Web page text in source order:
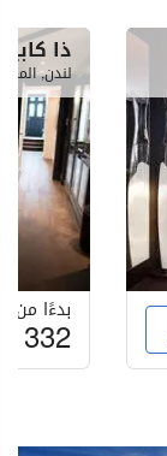
ذا
لندن,
بدءًا من
332